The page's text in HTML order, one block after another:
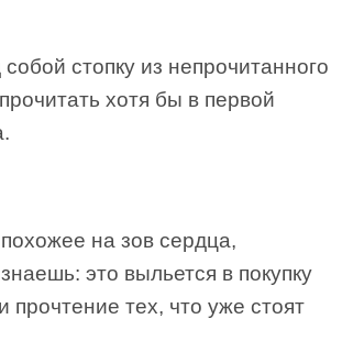
стопку из непрочитанного
хотя бы в первой
на зов сердца,
это выльется в покупку
прочтение тех, что уже стоят